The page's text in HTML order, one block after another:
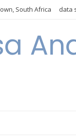
South Africa data